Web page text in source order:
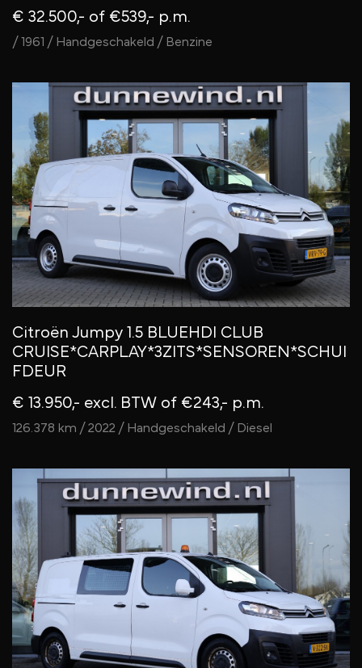
€ 32.500,- of €539,- p.m.
/ 1961 / Handgeschakeld / Benzine
Citroën Jumpy 1.5 BLUEHDI CLUB
CRUISE*CARPLAY*3ZITS*SENSOREN*SCHUI
FDEUR
€ 13.950,- excl. BTW of €243,- p.m.
126.378 km / 2022 / Handgeschakeld / Diesel